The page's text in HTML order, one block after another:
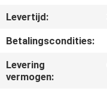
GEVALLEN
Levertijd:
Betalingscondities:
Levering
vermogen: